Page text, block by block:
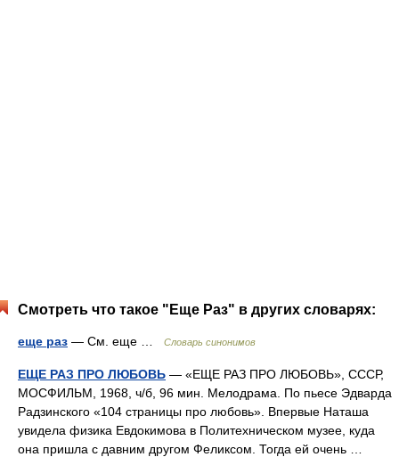
Смотреть что такое "Еще Раз" в других словарях:
еще раз — См. еще … Словарь синонимов
ЕЩЕ РАЗ ПРО ЛЮБОВЬ — «ЕЩЕ РАЗ ПРО ЛЮБОВЬ», СССР,
МОСФИЛЬМ, 1968, ч/б, 96 мин. Мелодрама. По пьесе Эдварда
Радзинского «104 страницы про любовь». Впервые Наташа
увидела физика Евдокимова в Политехническом музее, куда
она пришла с давним другом Феликсом. Тогда ей очень …